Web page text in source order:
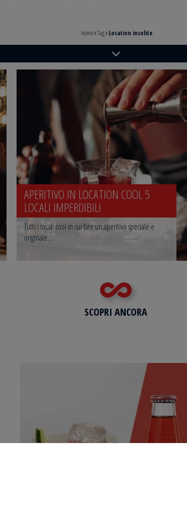
Home Tag Location insolite
APERITIVO IN LOCATION COOL 5
LOCALI IMPERDIBILI
Tutti i locali cool in cui fare un aperitivo speciale e
originale....
SCOPRI ANCORA